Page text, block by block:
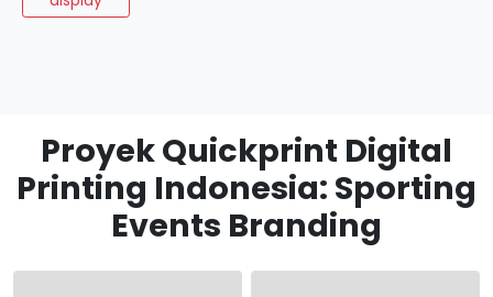
Proyek Quickprint Digital
Printing Indonesia: Sporting
Events Branding